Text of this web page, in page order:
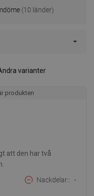
(10 länder)
varianter
produkten
att den har två
Nackdelar: -